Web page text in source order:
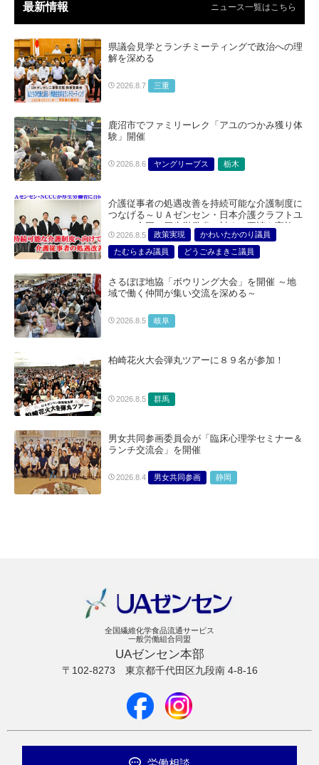
最新情報 ニュース一覧はこちら
県議会見学とランチミーティングで政治への理
解を深める
2026.8.7 三重
鹿沼市でファミリーレク「アユのつかみ獲り体
験」開催
2026.8.6 ヤングリーブス 栃木
介護従事者の処遇改善を持続可能な介護制度に
つなげる～ＵＡゼンセン・日本介護クラフトユ
ニオン合同で厚生労働省に対する要請を実施～
2026.8.5 政策実現
かわいたかのり議員
たむらまみ議員
どうごみまきこ議員
さるぼぼ地協「ボウリング大会」を開催 ～地
域で働く仲間が集い交流を深める～
2026.8.5 岐阜
柏崎花火大会弾丸ツアーに８９名が参加！
2026.8.5 群馬
男女共同参画委員会が「臨床心理学セミナー＆
ランチ交流会」を開催
2026.8.4 男女共同参画 静岡
全国繊維化学食品流通サービス
一般労働組合同盟
UAゼンセン本部
〒102-8273 東京都千代田区九段南 4-8-16